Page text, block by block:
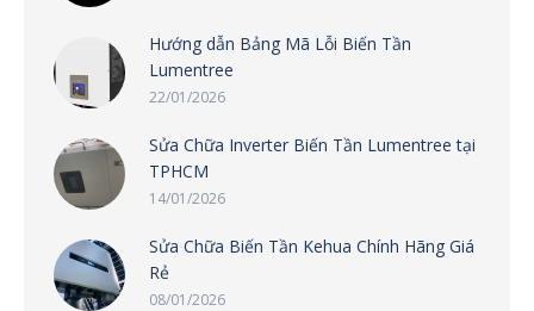
Hướng dẫn Bảng Mã Lỗi Biến Tần
Lumentree
22/01/2026
Sửa Chữa Inverter Biến Tần Lumentree tại
TPHCM
14/01/2026
Sửa Chữa Biến Tần Kehua Chính Hãng Giá
Rẻ
08/01/2026